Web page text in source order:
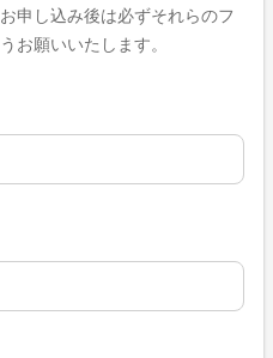
申し込み後は必ずそれらのフ
お願いいたします。